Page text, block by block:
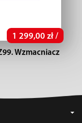
1 299,00 zł /
Wzmacniacz